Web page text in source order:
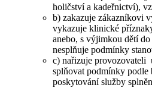
holičství a kadeřnictví),
b) zakazuje zákazníkovi
vykazuje klinické
anebo, s výjimkou dětí
nesplňuje podmínky
c) nařizuje provozovateli
splňovat podmínky podle
poskytování služby